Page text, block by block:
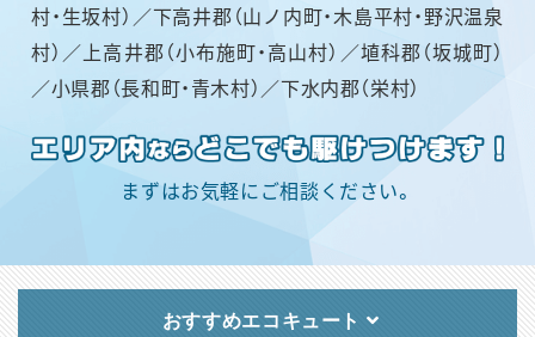
村・生坂村）／下高井郡（山ノ内町・木島平村・野沢温泉
村）／上高井郡（小布施町・高山村）／埴科郡（坂城町）
／小県郡（長和町・青木村）／下水内郡（栄村）
まずはお気軽にご相談ください。